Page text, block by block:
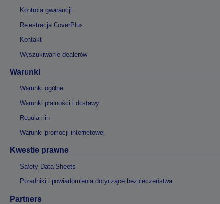
Kontrola gwarancji
Rejestracja CoverPlus
Kontakt
Wyszukiwanie dealerów
Warunki
Warunki ogólne
Warunki płatności i dostawy
Regulamin
Warunki promocji internetowej
Kwestie prawne
Safety Data Sheets
Poradniki i powiadomienia dotyczące bezpieczeństwa
Partners